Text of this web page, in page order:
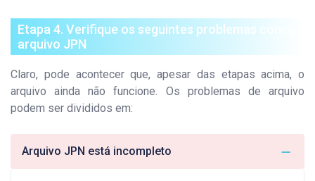
Etapa 4. Verifique os seguintes problemas com o
arquivo JPN
Claro, pode acontecer que, apesar das etapas acima, o
arquivo ainda não funcione. Os problemas de arquivo
podem ser divididos em:
Arquivo JPN está incompleto